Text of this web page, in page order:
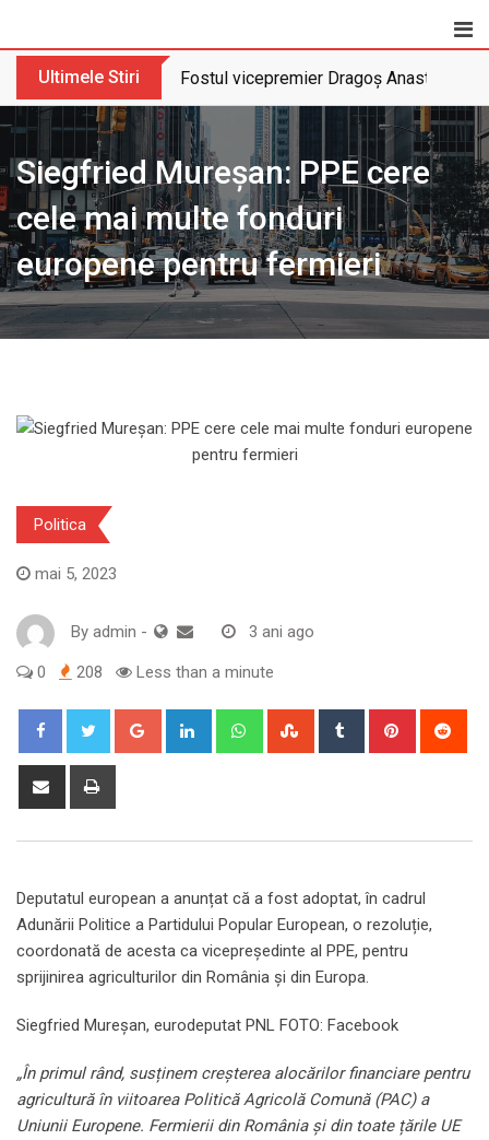
Ultimele Stiri Fostul vicepremier Dragoș Anastasiu
Siegfried Mureșan: PPE cere
cele mai multe fonduri
europene pentru fermieri
Politica
mai 5, 2023
By admin - 3 ani ago
0 208 Less than a minute
Google+ LinkedIn WhatsappStumbleUpon
Tumblr Pinterest
Share
Deputatul european a anunțat că a fost adoptat, în cadrul
Adunării Politice a Partidului Popular European, o rezoluție,
coordonată de acesta ca vicepreședinte al PPE, pentru
sprijinirea agriculturilor din România și din Europa.
Siegfried Mureșan, eurodeputat PNL FOTO: Facebook
„În primul rând, susținem creșterea alocărilor financiare pentru
agricultură în viitoarea Politică Agricolă Comună (PAC) a
Uniunii Europene. Fermierii din România și din toate țările UE